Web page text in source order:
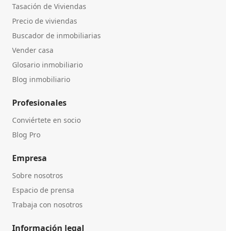
Tasación de Viviendas
Precio de viviendas
Buscador de inmobiliarias
Vender casa
Glosario inmobiliario
Blog inmobiliario
Profesionales
Conviértete en socio
Blog Pro
Empresa
Sobre nosotros
Espacio de prensa
Trabaja con nosotros
Información legal